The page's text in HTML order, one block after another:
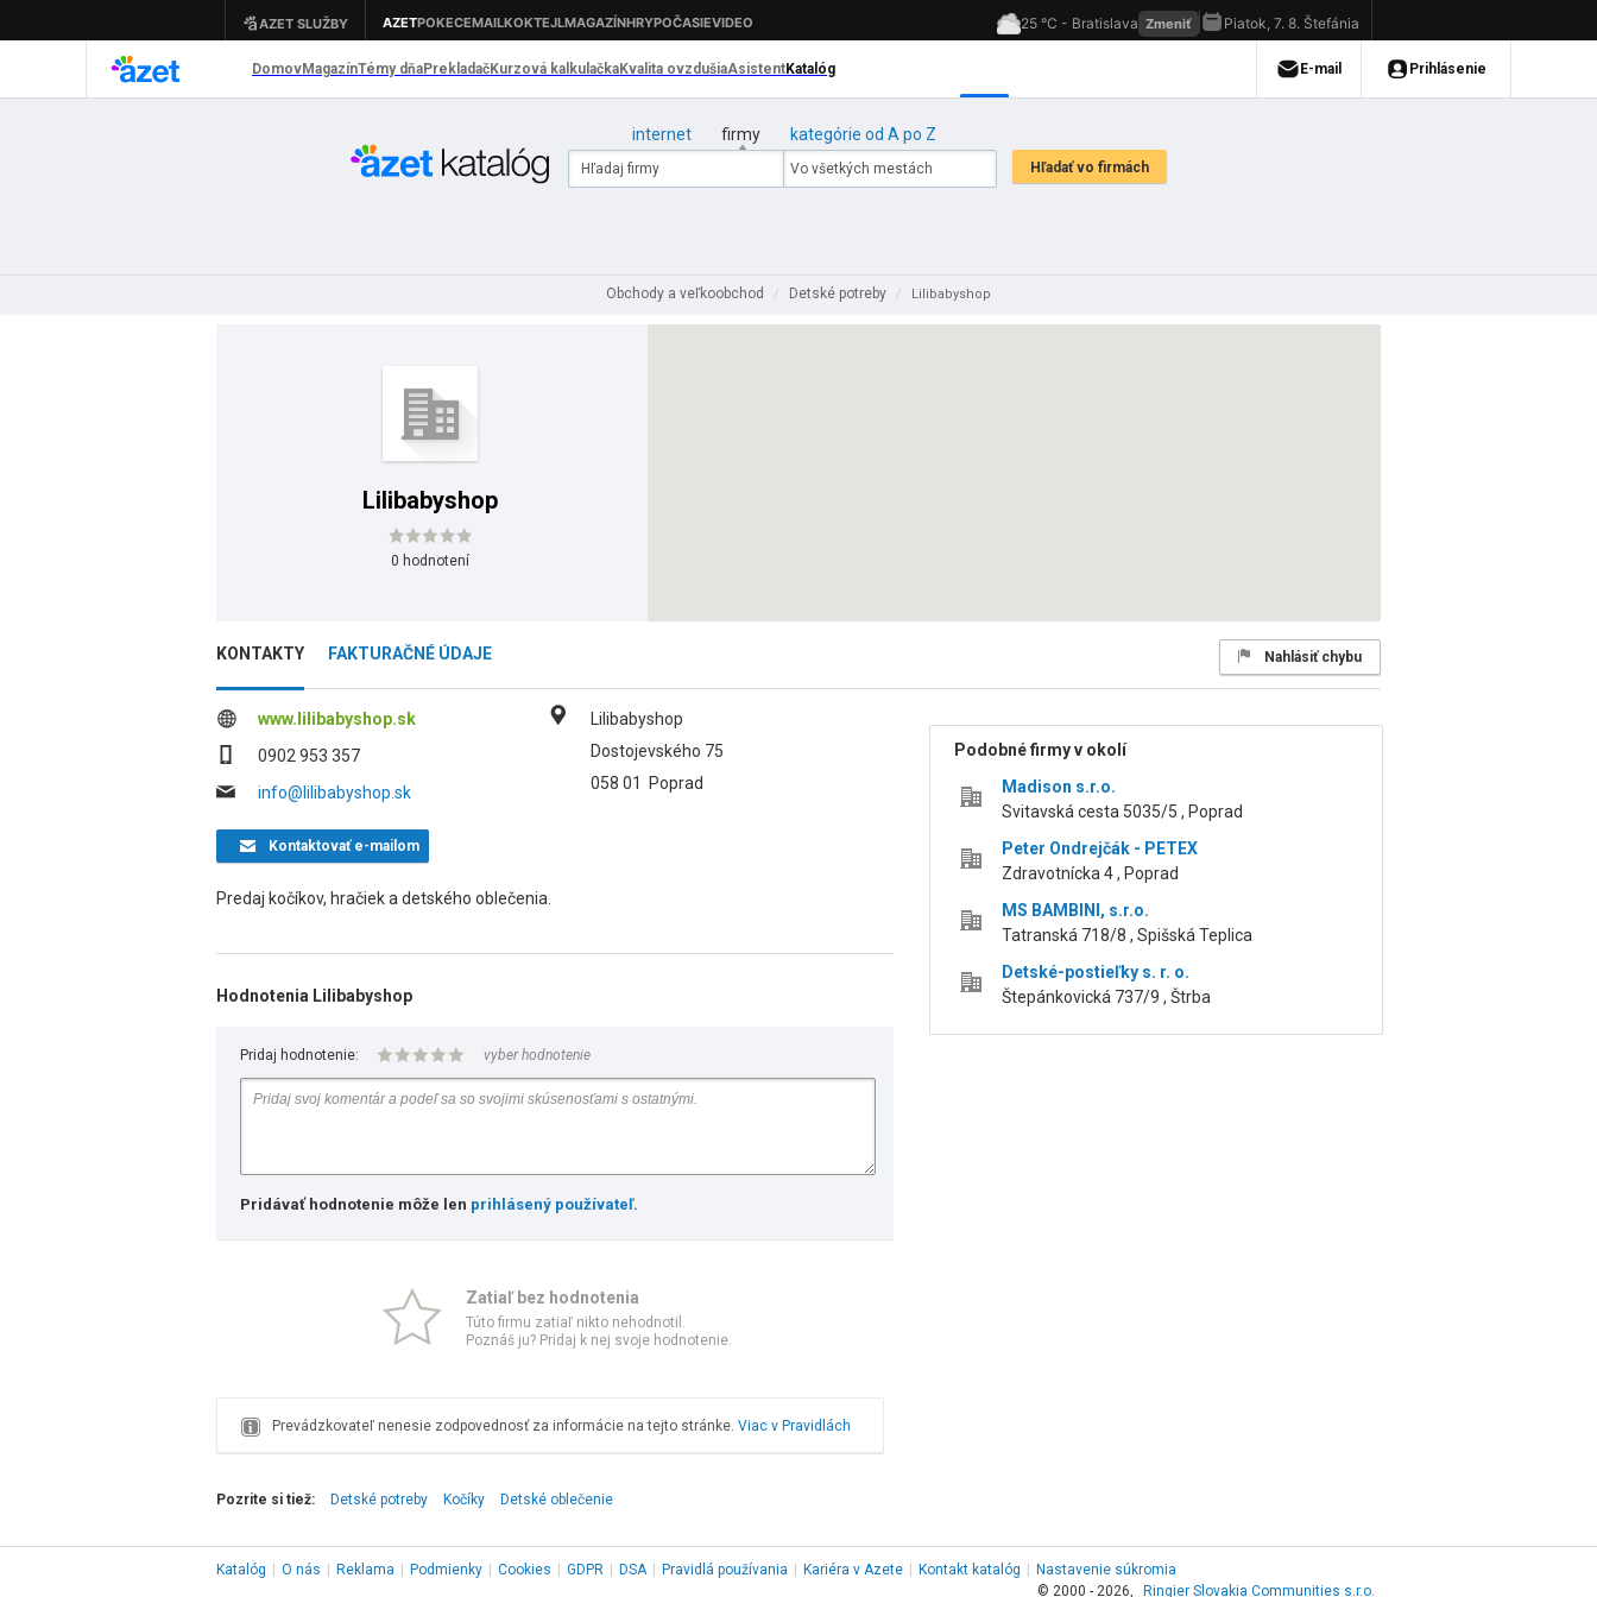
internet firmy kategórie od A po Z
Obchody a veľkoobchod / Detské potreby / Lilibabyshop
Lilibabyshop
0 hodnotení
KONTAKTY FAKTURAČNÉ ÚDAJE Nahlásiť chybu
www.lilibabyshop.sk
0902 953 357
info@lilibabyshop.sk
Lilibabyshop
Dostojevského 75
058 01
Poprad
Kontaktovaťe-mailom
Predaj kočíkov, hračiek a detského oblečenia.
Hodnotenia Lilibabyshop
Pridaj hodnotenie: vyber hodnotenie
Pridávať hodnotenie môže len prihlásený používateľ.
Zatiaľ bez hodnotenia
Túto firmu zatiaľ nikto nehodnotil.
Poznáš ju? Pridaj k nej svoje hodnotenie.
Prevádzkovateľ nenesie zodpovednosť za informácie na tejto stránke. Viac v Pravidlách
Podobné firmy v okolí
Madison s.r.o.
Svitavská cesta 5035/5 , Poprad
Peter Ondrejčák - PETEX
Zdravotnícka 4 , Poprad
MS BAMBINI, s.r.o.
Tatranská 718/8 , Spišská Teplica
Detské-postieľky s. r. o.
Štepánkovická 737/9 , Štrba
Pozrite si tiež: Detské potreby Kočíky Detské oblečenie
Katalóg O nás Reklama Podmienky Cookies GDPR DSA Pravidlá používania Kariéra v Azete Kontakt katalóg
Nastavenie súkromia
© 2000 - 2026,
Ringier Slovakia Communities s.r.o.